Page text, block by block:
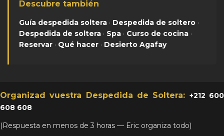
Descubre también
Guía despedida soltera · Despedida de soltero ·
Despedida de soltera · Spa · Curso de cocina ·
Reservar · Qué hacer · Desierto Agafay
Organizad vuestra Despedida de Soltera: +212 600
608 608
(Respuesta en menos de 3 horas — Eric organiza todo)